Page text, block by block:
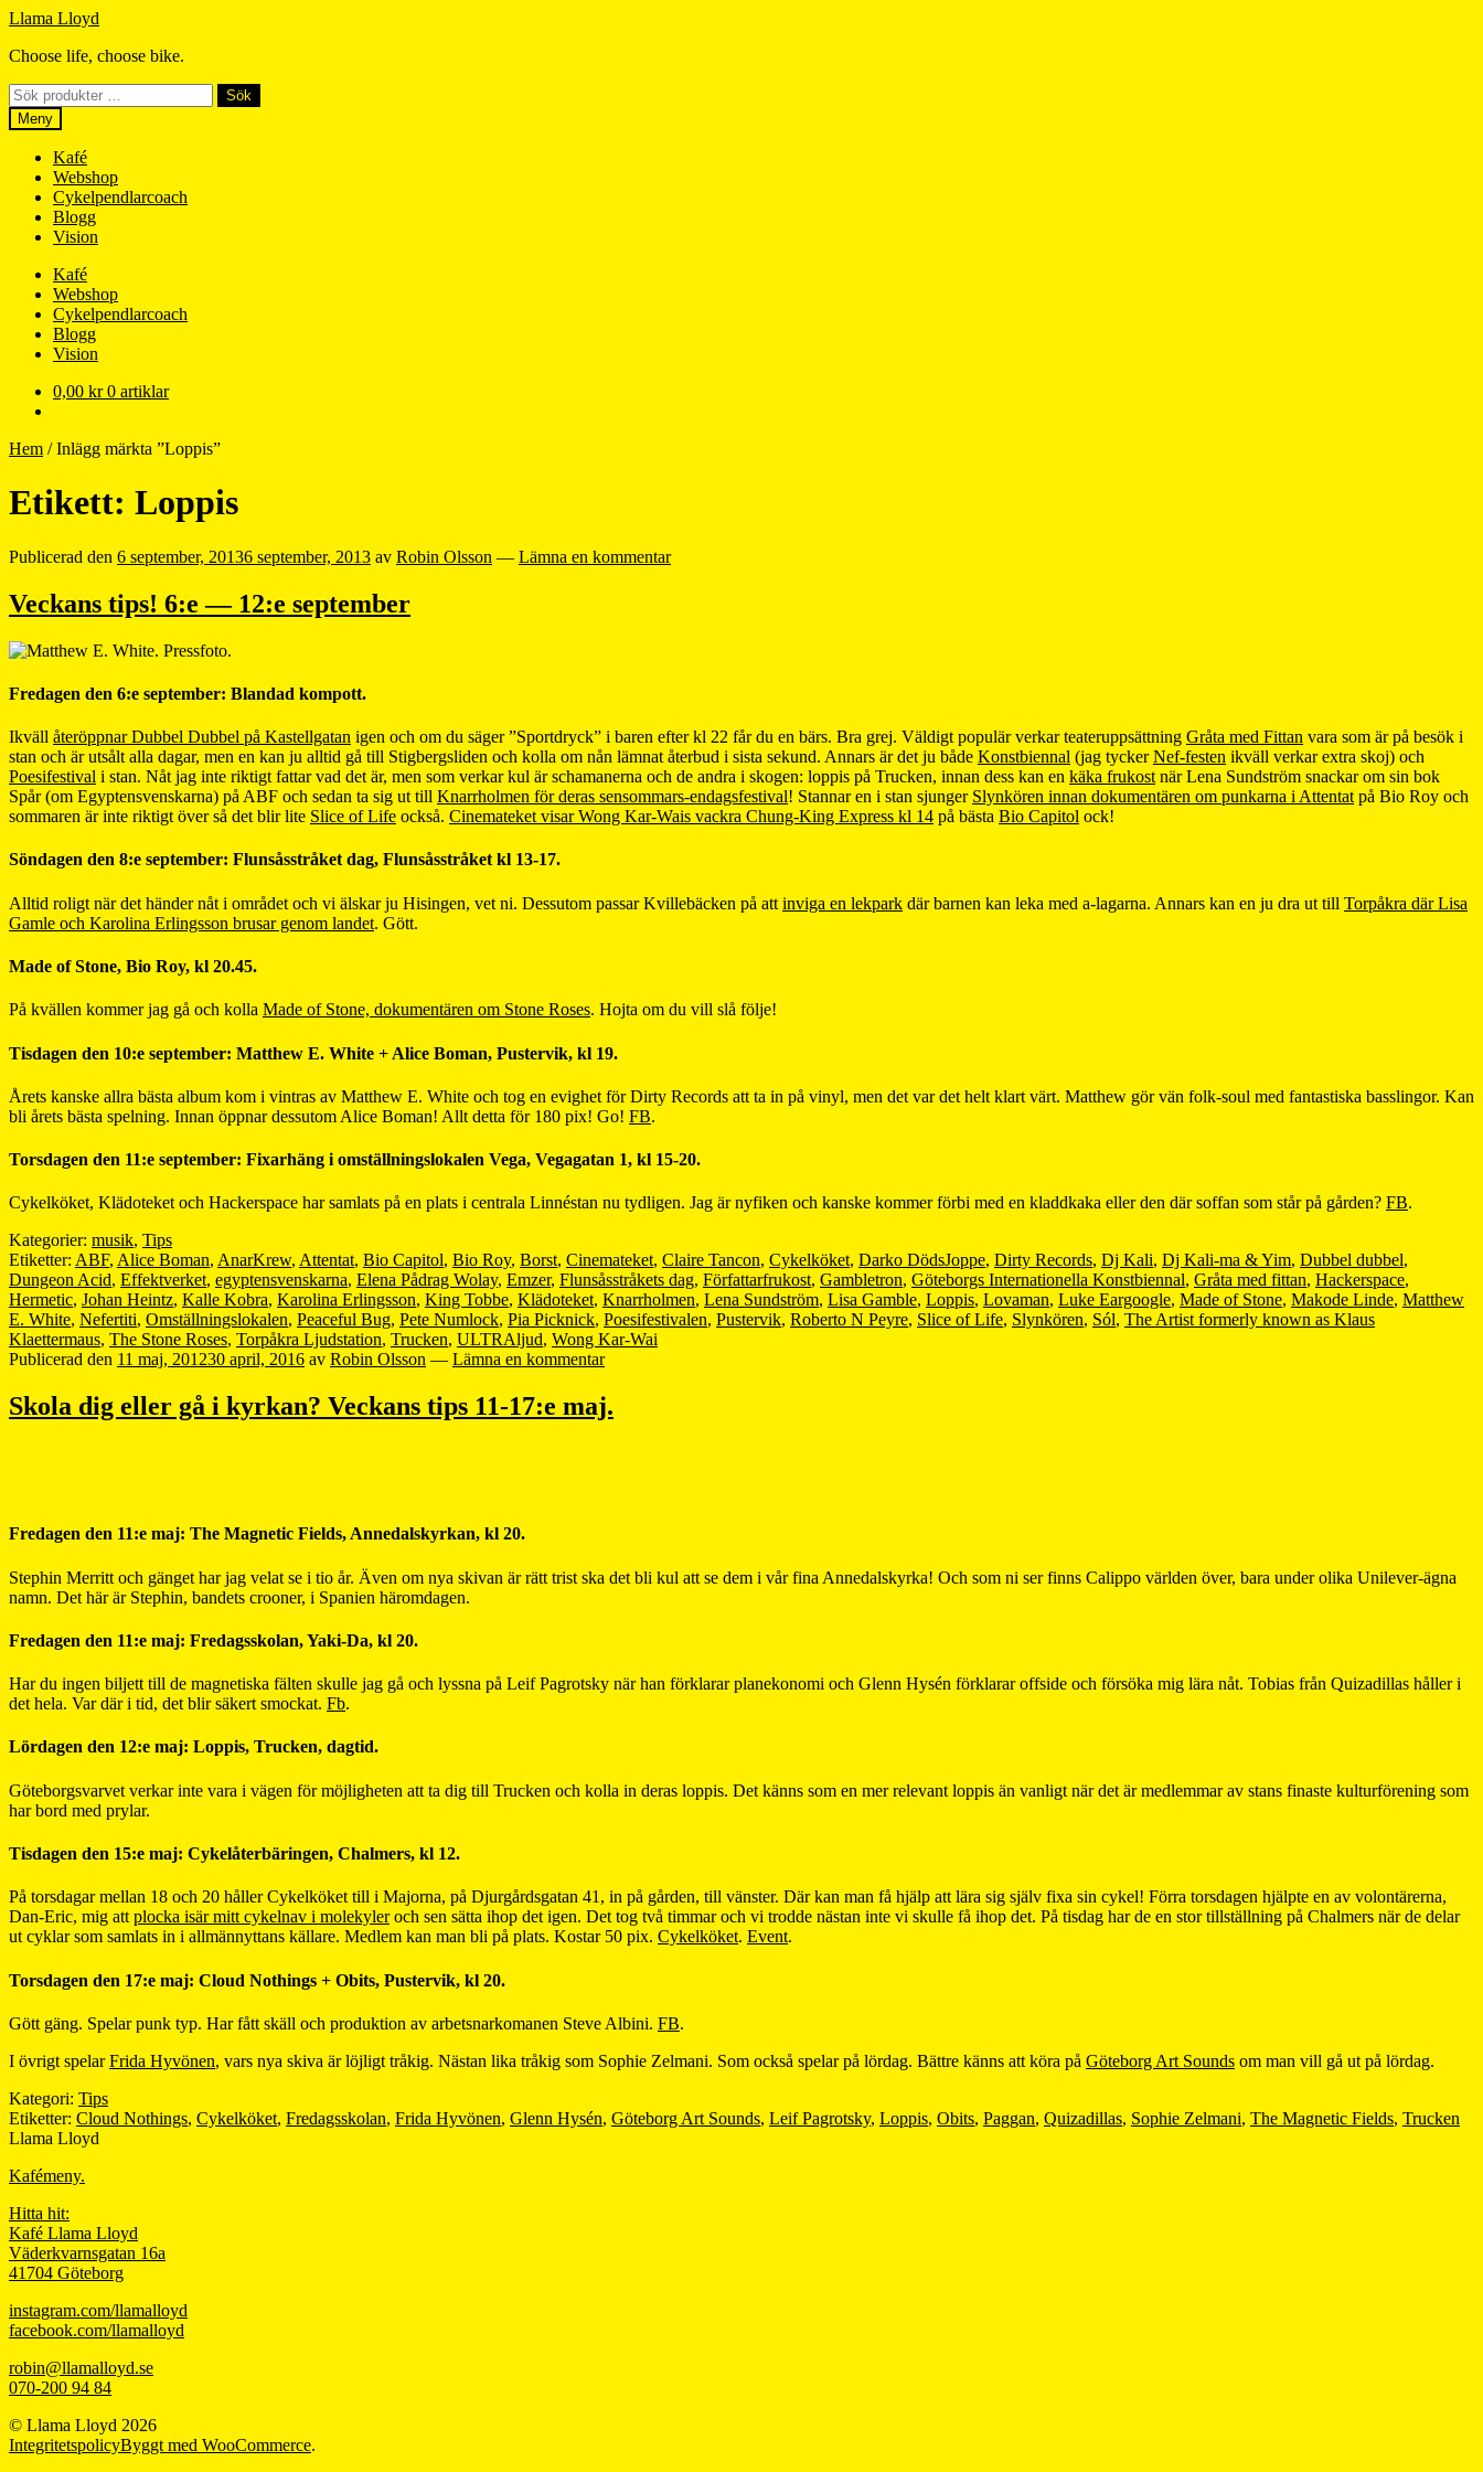
Hoppa
navigering
Hoppa
innehåll
Llama Lloyd
Choose life, choose bike.
Sök
efter:
Sök
Meny
Kafé
Webshop
Cykelpendlarcoach
Blogg
Vision
Kafé
Webshop
Cykelpendlarcoach
Blogg
Vision
0,00 kr 0 artiklar
Hem /Inlägg märkta ”Loppis”
Etikett: Loppis
Publicerad den 6 september, 20136 september, 2013 av Robin Olsson — Lämna en kommentar
Veckans tips! 6:e — 12:e september
Fredagen den 6:e september: Blandad kompott.
Ikväll återöppnar Dubbel Dubbel på Kastellgatan igen och om du säger ”Sportdryck” i baren efter kl 22 får du en bärs. Bra grej. Väldigt populär verkar teateruppsättning Gråta med Fittan vara som är på besök i
stan och är utsålt alla dagar, men en kan ju alltid gå till Stigbergsliden och kolla om nån lämnat återbud i sista sekund. Annars är det ju både Konstbiennal (jag tyckerNef-festen ikväll verkar extra skoj) och
Poesifestival i stan. Nåt jag inte riktigt fattar vad det är, men som verkar kul är schamanerna och de andra i skogen: loppis på Trucken, innan dess kan en käka frukost när Lena Sundström snackar om sin bok
Spår (om Egyptensvenskarna) på ABF och sedan ta sig ut till Knarrholmen för deras sensommars-endagsfestival! Stannar en i stan sjunger Slynkören innan dokumentären om punkarna i Attentat på Bio Roy och
sommaren är inte riktigt över så det blir lite Slice of Life också. Cinemateket visar Wong Kar-Wais vackra Chung-King Express kl 14 på bästa Bio Capitol ock!
Söndagen den 8:e september: Flunsåsstråket dag, Flunsåsstråket kl 13-17.
Alltid roligt när det händer nåt i området och vi älskar ju Hisingen, vet ni. Dessutom passar Kvillebäcken på att inviga en lekpark där barnen kan leka med a-lagarna. Annars kan en ju dra ut till Torpåkra där Lisa
Gamle och Karolina Erlingsson brusar genom landet. Gött.
Made of Stone, Bio Roy, kl 20.45.
På kvällen kommer jag gå och kolla Made of Stone, dokumentären om Stone Roses. Hojta om du vill slå följe!
Tisdagen den 10:e september: Matthew E. White + Alice Boman, Pustervik, kl 19.
Årets kanske allra bästa album kom i vintras av Matthew E. White och tog en evighet för Dirty Records att ta in på vinyl, men det var det helt klart värt. Matthew gör vän folk-soul med fantastiska basslingor. Kan
bli årets bästa spelning. Innan öppnar dessutom Alice Boman! Allt detta för 180 pix! Go! FB.
Torsdagen den 11:e september: Fixarhäng i omställningslokalen Vega, Vegagatan 1, kl 15-20.
Cykelköket, Klädoteket och Hackerspace har samlats på en plats i centrala Linnéstan nu tydligen. Jag är nyfiken och kanske kommer förbi med en kladdkaka eller den där soffan som står på gården? FB.
Kategorier: musik, Tips
Etiketter: ABF, Alice Boman, AnarKrew, Attentat, Bio Capitol, Bio Roy, Borst, Cinemateket, Claire Tancon, Cykelköket, Darko DödsJoppe, Dirty Records, Dj Kali, Dj Kali-ma & Yim, Dubbel dubbel,
Dungeon Acid, Effektverket, egyptensvenskarna, Elena Pådrag Wolay, Emzer, Flunsåsstråkets dag, Författarfrukost, Gambletron, Göteborgs Internationella Konstbiennal, Gråta med fittan, Hackerspace,
Hermetic, Johan Heintz, Kalle Kobra, Karolina Erlingsson, King Tobbe, Klädoteket, Knarrholmen, Lena Sundström, Lisa Gamble, Loppis, Lovaman, Luke Eargoogle, Made of Stone, Makode Linde, Matthew
E. White, Nefertiti, Omställningslokalen, Peaceful Bug, Pete Numlock, Pia Picknick, Poesifestivalen, Pustervik, Roberto N Peyre, Slice of Life, Slynkören, Sól, The Artist formerly known as Klaus
Klaettermaus, The Stone Roses, Torpåkra Ljudstation, Trucken, ULTRAljud, Wong Kar-Wai
Publicerad den 11 maj, 201230 april, 2016 av Robin Olsson — Lämna en kommentar
Skola dig eller gå i kyrkan? Veckans tips 11-17:e maj.
Fredagen den 11:e maj: The Magnetic Fields, Annedalskyrkan, kl 20.
Stephin Merritt och gänget har jag velat se i tio år. Även om nya skivan är rätt trist ska det bli kul att se dem i vår fina Annedalskyrka! Och som ni ser finns Calippo världen över, bara under olika Unilever-ägna
namn. Det här är Stephin, bandets crooner, i Spanien häromdagen.
Fredagen den 11:e maj: Fredagsskolan, Yaki-Da, kl 20.
Har du ingen biljett till de magnetiska fälten skulle jag gå och lyssna på Leif Pagrotsky när han förklarar planekonomi och Glenn Hysén förklarar offside och försöka mig lära nåt. Tobias från Quizadillas håller i
det hela. Var där i tid, det blir säkert smockat. Fb.
Lördagen den 12:e maj: Loppis, Trucken, dagtid.
Göteborgsvarvet verkar inte vara i vägen för möjligheten att ta dig till Trucken och kolla in deras loppis. Det känns som en mer relevant loppis än vanligt när det är medlemmar av stans finaste kulturförening som
har bord med prylar.
Tisdagen den 15:e maj: Cykelåterbäringen, Chalmers, kl 12.
På torsdagar mellan 18 och 20 håller Cykelköket till i Majorna, på Djurgårdsgatan 41, in på gården, till vänster. Där kan man få hjälp att lära sig själv fixa sin cykel! Förra torsdagen hjälpte en av volontärerna,
Dan-Eric, mig att plocka isär mitt cykelnav i molekyleroch sen sätta ihop det igen. Det tog två timmar och vi trodde nästan inte vi skulle få ihop det. På tisdag har de en stor tillställning på Chalmers när de delar
ut cyklar som samlats in i allmännyttans källare. Medlem kan man bli på plats. Kostar 50 pix. Cykelköket. Event.
Torsdagen den 17:e maj: Cloud Nothings + Obits, Pustervik, kl 20.
Gött gäng. Spelar punk typ. Har fått skäll och produktion av arbetsnarkomanen Steve Albini. FB.
I övrigt spelarFrida Hyvönen, vars nya skiva är löjligt tråkig. Nästan lika tråkig som Sophie Zelmani. Som också spelar på lördag. Bättre känns att köra på Göteborg Art Sounds om man vill gå ut på lördag.
Kategori: Tips
Etiketter: Cloud Nothings, Cykelköket, Fredagsskolan, Frida Hyvönen, Glenn Hysén, Göteborg Art Sounds, Leif Pagrotsky, Loppis, Obits, Paggan, Quizadillas, Sophie Zelmani, The Magnetic Fields, Trucken
Llama Lloyd
Kafémeny.
Hitta hit:
Kafé Llama Lloyd
Väderkvarnsgatan 16a
41704 Göteborg
instagram.com/llamalloyd
facebook.com/llamalloyd
robin@llamalloyd.se
070-200 94 84
© Llama Lloyd 2026
IntegritetspolicyByggt med WooCommerce.